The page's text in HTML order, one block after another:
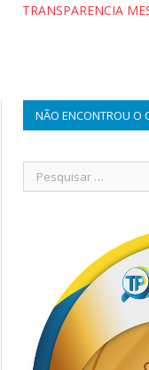
TRANSPARENCIA
NÃO ENCONTROU O